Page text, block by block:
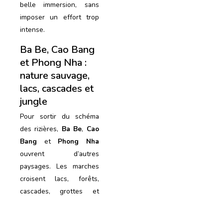
belle immersion, sans
imposer un effort trop
intense.
Ba Be, Cao Bang
et Phong Nha :
nature sauvage,
lacs, cascades et
jungle
Pour sortir du schéma
des rizières, Ba Be, Cao
Bang et Phong Nha
ouvrent d’autres
paysages. Les marches
croisent lacs, forêts,
cascades, grottes et